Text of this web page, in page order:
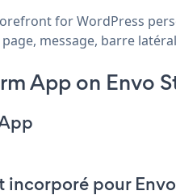
for WordPress
message, barre
App on Envo
pour